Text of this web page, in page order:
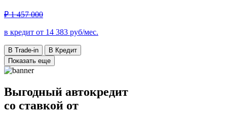
₽ 1 457 000
в кредит от 14 383 руб/мес.
В Trade-in
В Кредит
Показать еще
Выгодный автокредит
со ставкой от